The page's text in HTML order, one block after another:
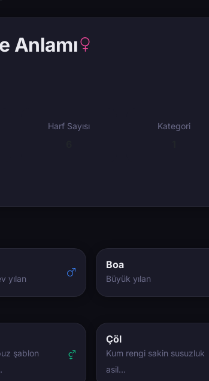
Anlamı
Harf Sayısı Kategori
yılan
Boa
Büyük yılan
şablon
Çöl
Kum rengi sakin susuzluk
asil…